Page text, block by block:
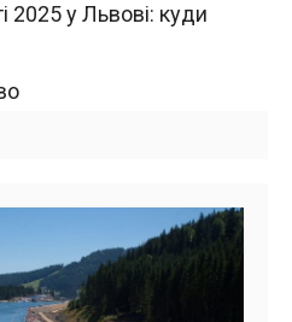
2025 у Львові: куди